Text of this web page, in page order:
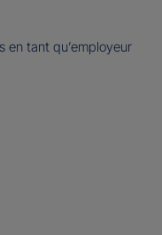
en tant qu’employeur